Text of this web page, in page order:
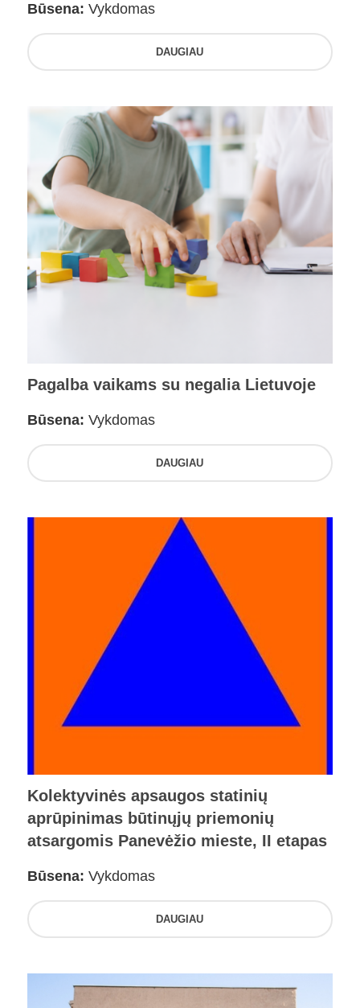
Būsena: Vykdomas
DAUGIAU
Pagalba vaikams su negalia Lietuvoje
Būsena: Vykdomas
DAUGIAU
Kolektyvinės apsaugos statinių
aprūpinimas būtinųjų priemonių
atsargomis Panevėžio mieste, II etapas
Būsena: Vykdomas
DAUGIAU